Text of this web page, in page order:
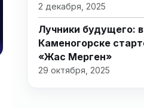
2 декабря, 2025
Лучники будущего:
Каменогорске
«Жас Мерген»
29 октября, 2025